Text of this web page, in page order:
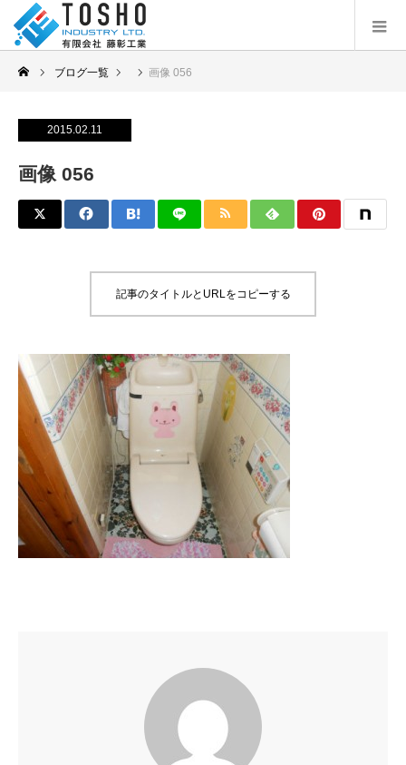
ブログ一覧 画像 056
2015.02.11
画像 056
記事のタイトルとURLをコピーする